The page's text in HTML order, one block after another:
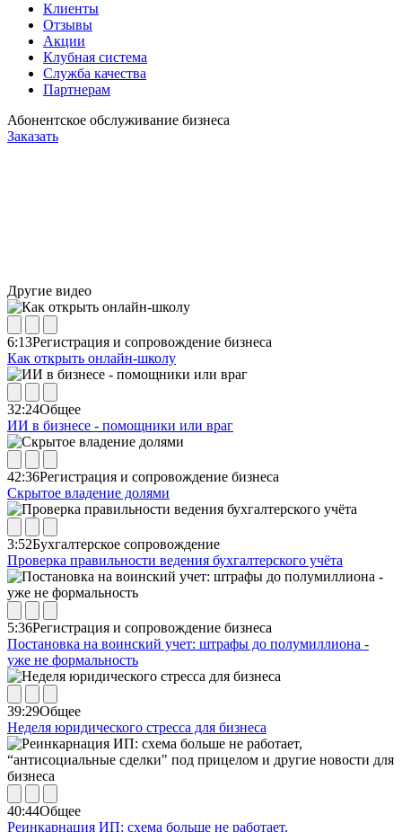
Клиенты
Отзывы
Акции
Клубная система
Служба качества
Партнерам
Абонентское обслуживание бизнеса
Заказать
Другие видео
6:13Регистрация и сопровождение бизнеса
Как открыть онлайн-школу
32:24Общее
ИИ в бизнесе - помощники или враг
42:36Регистрация и сопровождение бизнеса
Скрытое владение долями
3:52Бухгалтерское сопровождение
Проверка правильности ведения бухгалтерского учёта
5:36Регистрация и сопровождение бизнеса
Постановка на воинский учет: штрафы до полумиллиона -
уже не формальность
39:29Общее
Неделя юридического стресса для бизнеса
40:44Общее
Реинкарнация ИП: схема больше не работает,